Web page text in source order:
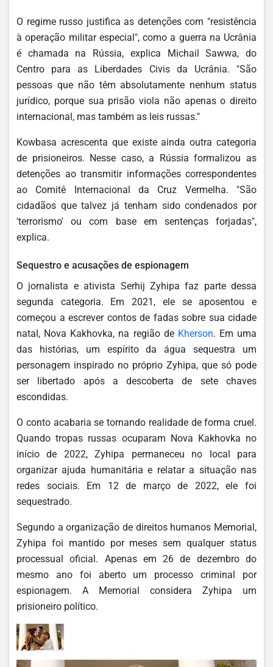
O regime russo justifica as detenções com "resistência
à operação militar especial", como a guerra na Ucrânia
é chamada na Rússia, explica Michail Sawwa, do
Centro para as Liberdades Civis da Ucrânia. "São
pessoas que não têm absolutamente nenhum status
jurídico, porque sua prisão viola não apenas o direito
internacional, mas também as leis russas."
Kowbasa acrescenta que existe ainda outra categoria
de prisioneiros. Nesse caso, a Rússia formalizou as
detenções ao transmitir informações correspondentes
ao Comitê Internacional da Cruz Vermelha. "São
cidadãos que talvez já tenham sido condenados por
'terrorismo' ou com base em sentenças forjadas",
explica.
Sequestro e acusações de espionagem
O jornalista e ativista Serhij Zyhipa faz parte dessa
segunda categoria. Em 2021, ele se aposentou e
começou a escrever contos de fadas sobre sua cidade
natal, Nova Kakhovka, na região de Kherson. Em uma
das histórias, um espírito da água sequestra um
personagem inspirado no próprio Zyhipa, que só pode
ser libertado após a descoberta de sete chaves
escondidas.
O conto acabaria se tornando realidade de forma cruel.
Quando tropas russas ocuparam Nova Kakhovka no
início de 2022, Zyhipa permaneceu no local para
organizar ajuda humanitária e relatar a situação nas
redes sociais. Em 12 de março de 2022, ele foi
sequestrado.
Segundo a organização de direitos humanos Memorial,
Zyhipa foi mantido por meses sem qualquer status
processual oficial. Apenas em 26 de dezembro do
mesmo ano foi aberto um processo criminal por
espionagem. A Memorial considera Zyhipa um
prisioneiro político.